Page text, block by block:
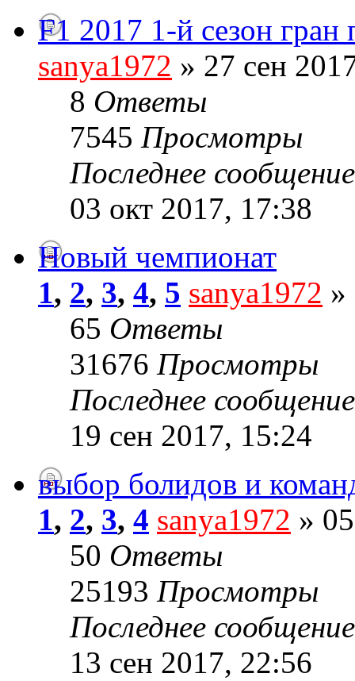
F1 2017 1-й сезон гран
sanya1972 » 27 сен
8 Ответы
7545 Просмотры
Последнее
03 окт 2017, 17:38
Новый чемпионат
1, 2, 3, 4, 5 sanya1972 »
65 Ответы
31676 Просмотры
Последнее
19 сен 2017, 15:24
выбор болидов и
1, 2, 3, 4 sanya1972 »
50 Ответы
25193 Просмотры
Последнее
13 сен 2017, 22:56